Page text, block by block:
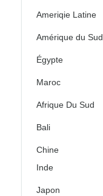
Ameriqie Latine
Amérique du Sud
Égypte
Maroc
Afrique Du Sud
Bali
Chine
Inde
Japon